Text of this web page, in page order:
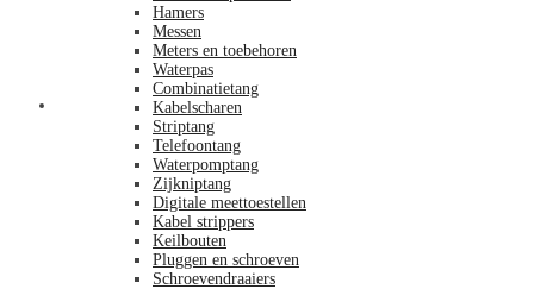
Hamers
Messen
Meters en toebehoren
Waterpas
Combinatietang
Kabelscharen
Striptang
Telefoontang
Waterpomptang
Zijkniptang
Digitale meettoestellen
Kabel strippers
Keilbouten
Pluggen en schroeven
Schroevendraaiers